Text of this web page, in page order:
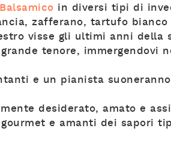
in diversi tipi di
zafferano, tartufo
visse gli ultimi anni della
tenore, immergendovi
e un pianista
desiderato, amato e
e amanti dei sapori